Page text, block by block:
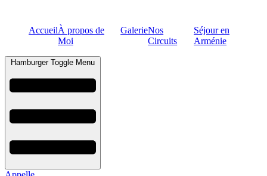
AccueilÀ propos de
Moi
GalerieNos
Circuits
Séjour en
Arménie
Hamburger Toggle Menu